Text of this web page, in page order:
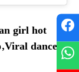
girl hot
,Viral dance